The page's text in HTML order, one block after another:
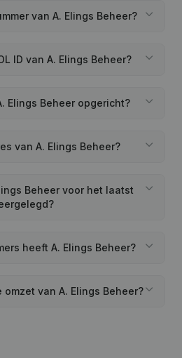
van A. Elings Beheer?
ID van A. Elings Beheer?
Elings Beheer opgericht?
van A. Elings Beheer?
Beheer voor het laatst
heeft A. Elings Beheer?
van A. Elings Beheer?